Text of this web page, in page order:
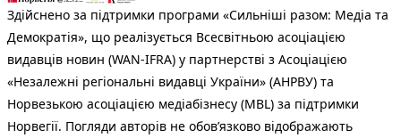
Здійснено за підтримки програми «Сильніші разом: Медіа та
Демократія», що реалізується Всесвітньою асоціацією
видавців новин (WAN-IFRA) у партнерстві з Асоціацією
«Незалежні регіональні видавці України» (АНРВУ) та
Норвезькою асоціацією медіабізнесу (MBL) за підтримки
Норвегії. Погляди авторів не обов’язково відображають